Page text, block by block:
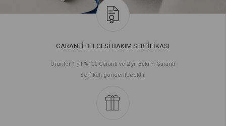
GARANTİ BELGESİ BAKIM SERTİFİKASI
Ürünler 1 yıl %100 Garanti ve 2 yıl Bakım Garanti
Serfikalı gönderilecektir.